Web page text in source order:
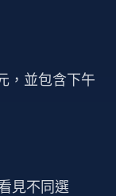
，並包含下午
見不同選